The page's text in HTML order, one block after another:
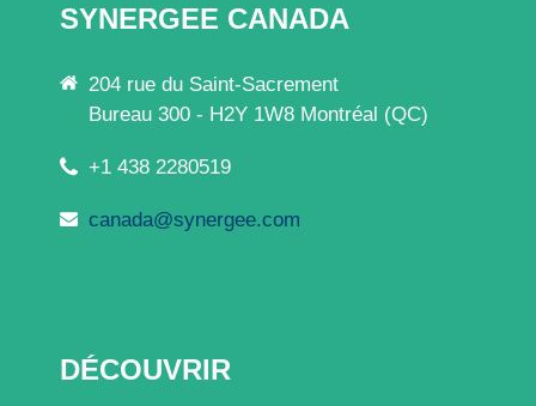
SYNERGEE CANADA
204 rue du Saint-Sacrement
Bureau 300 - H2Y 1W8 Montréal (QC)
+1 438 2280519
canada@synergee.com
DÉCOUVRIR